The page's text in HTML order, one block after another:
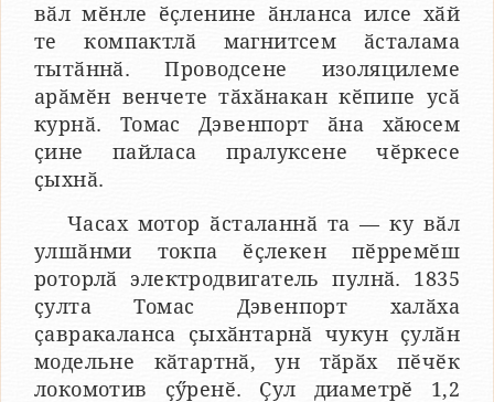
вӑл мӗнле ӗҫленине ӑнланса илсе хӑй
те компактлӑ магнитсем ӑсталама
тытӑннӑ. Проводсене изоляцилеме
арӑмӗн венчете тӑхӑнакан кӗпипе усӑ
курнӑ. Томас Дэвенпорт ӑна хӑюсем
ҫине пайласа пралуксене чӗркесе
ҫыхнӑ.
Часах мотор ӑсталаннӑ та — ку вӑл
улшӑнми токпа ӗҫлекен пӗрремӗш
роторлӑ электродвигатель пулнӑ. 1835
ҫулта Томас Дэвенпорт халӑха
ҫавракаланса ҫыхӑнтарнӑ чукун ҫулӑн
модельне кӑтартнӑ, ун тӑрӑх пӗчӗк
локомотив ҫӳренӗ. Ҫул диаметрӗ 1,2